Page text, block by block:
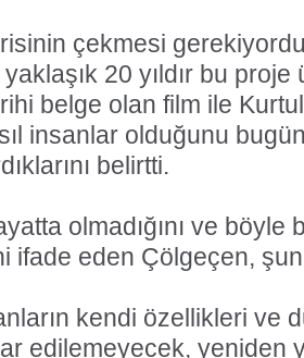
çekmesi
20 yıldır bu proje
belge olan film ile
insanlar olduğunu
belirtti.
olmadığını ve
ifade eden Çölgeçen,
kendi özellikleri ve
edilemeyecek, yeniden